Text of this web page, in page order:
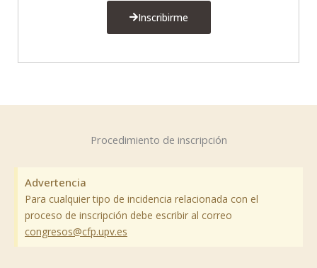
Inscribirme
Procedimiento de inscripción
Advertencia
Para cualquier tipo de incidencia relacionada con el
proceso de inscripción debe escribir al correo
congresos@cfp.upv.es